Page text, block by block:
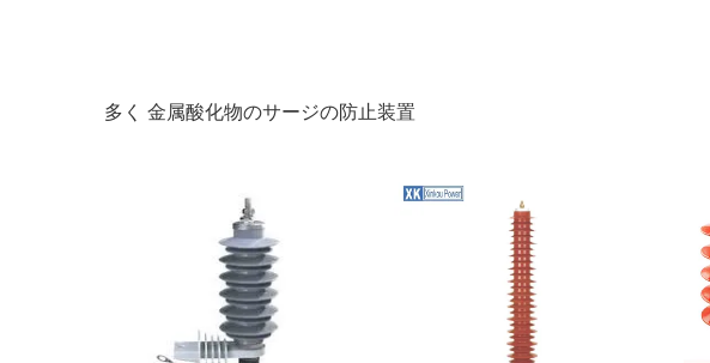
多く 金属酸化物のサージの防止装置